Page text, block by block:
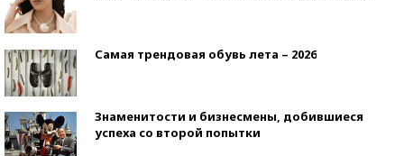
Самая трендовая обувь лета – 2026
Знаменитости и бизнесмены, добившиеся
успеха со второй попытки